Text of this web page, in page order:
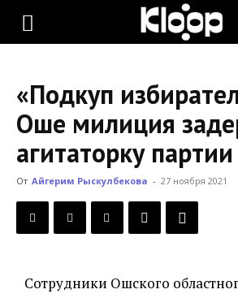
KLOOP.KG
Новости
Кыргызстана
«Подкуп
Оше милиция
агитаторку
От Айгерим Рыскулбекова - 27 ноября 2021
Сотрудники Ошского